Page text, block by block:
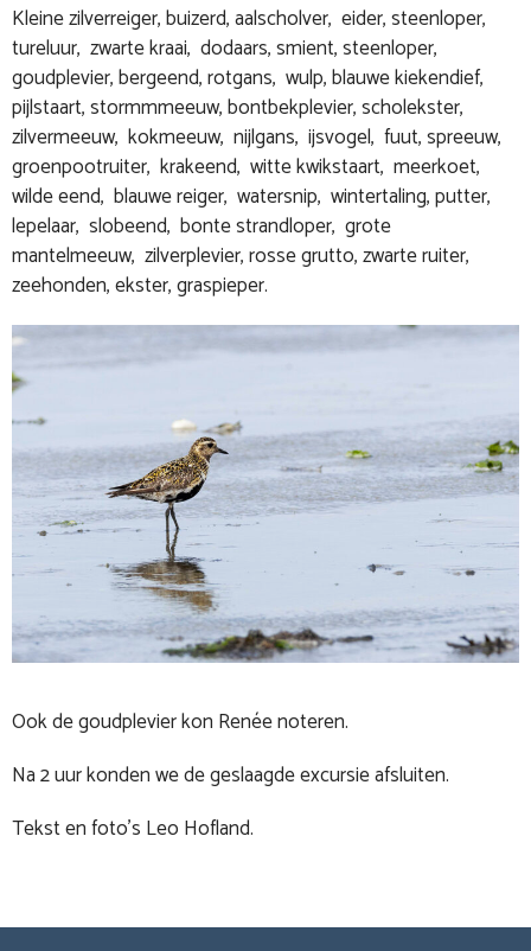
Kleine zilverreiger, buizerd, aalscholver, eider, steenloper,
tureluur, zwarte kraai, dodaars, smient, steenloper,
goudplevier, bergeend, rotgans, wulp, blauwe kiekendief,
pijlstaart, stormmmeeuw, bontbekplevier, scholekster,
zilvermeeuw, kokmeeuw, nijlgans, ijsvogel, fuut, spreeuw,
groenpootruiter, krakeend, witte kwikstaart, meerkoet,
wilde eend, blauwe reiger, watersnip, wintertaling, putter,
lepelaar, slobeend, bonte strandloper, grote
mantelmeeuw, zilverplevier, rosse grutto, zwarte ruiter,
zeehonden, ekster, graspieper.
Ook de goudplevier kon Renée noteren.
Na 2 uur konden we de geslaagde excursie afsluiten.
Tekst en foto’s Leo Hofland.